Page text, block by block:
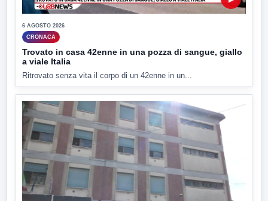
6 AGOSTO 2026
CRONACA
Trovato in casa 42enne in una pozza di sangue, giallo
a viale Italia
Ritrovato senza vita il corpo di un 42enne in un...